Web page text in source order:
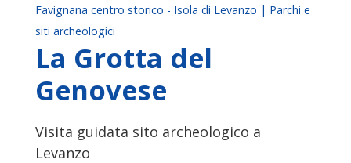
Favignana centro storico - Isola di Levanzo | Parchi e
siti archeologici
La Grotta del
Genovese
Visita guidata sito archeologico a
Levanzo